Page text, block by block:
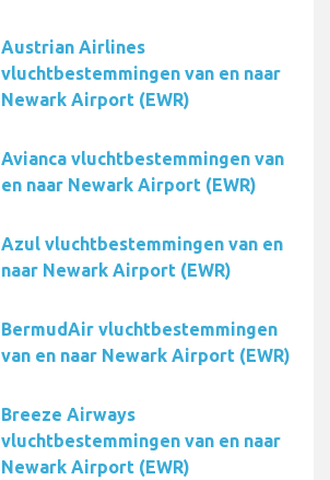
Austrian Airlines
vluchtbestemmingen van en naar
Newark Airport (EWR)
Avianca vluchtbestemmingen van
en naar Newark Airport (EWR)
Azul vluchtbestemmingen van en
naar Newark Airport (EWR)
BermudAir vluchtbestemmingen
van en naar Newark Airport (EWR)
Breeze Airways
vluchtbestemmingen van en naar
Newark Airport (EWR)